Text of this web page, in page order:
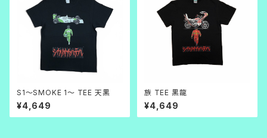
S1～SMOKE 1～ TEE 天黒
¥4,649
族 TEE 黒龍
¥4,649